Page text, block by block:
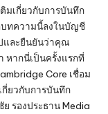
มเกี่ยวกับการบันทึก
บทความนี้ลงในบัญชี
และยืนยันว่าคุณ
หากนี่เป็นครั้งแรกที่
Core เชื่อม
ยวกับการบันทึก
รองประธาน Media